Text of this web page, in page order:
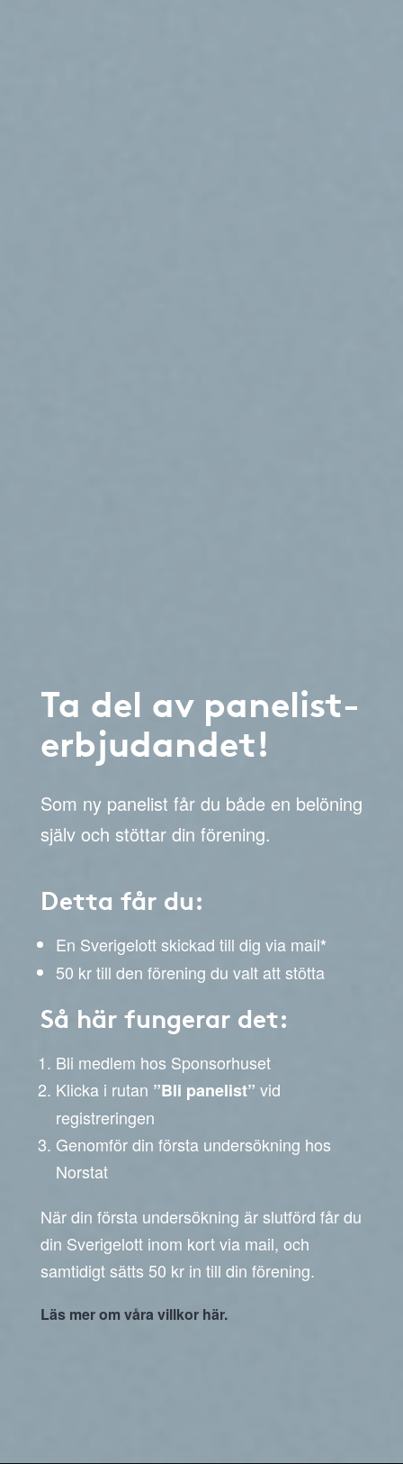
Ta del av panelist-
erbjudandet!
Som ny panelist får du både en belöning
själv och stöttar din förening.
Detta får du:
En Sverigelott skickad till dig via mail*
50 kr till den förening du valt att stötta
Så här fungerar det:
Bli medlem hos Sponsorhuset
Klicka i rutan ”Bli panelist” vid
registreringen
Genomför din första undersökning hos
Norstat
När din första undersökning är slutförd får du
din Sverigelott inom kort via mail, och
samtidigt sätts 50 kr in till din förening.
Läs mer om våra villkor här.